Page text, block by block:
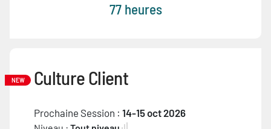
77 heures
NEW Culture Client
Prochaine Session : 14-15 oct 2026